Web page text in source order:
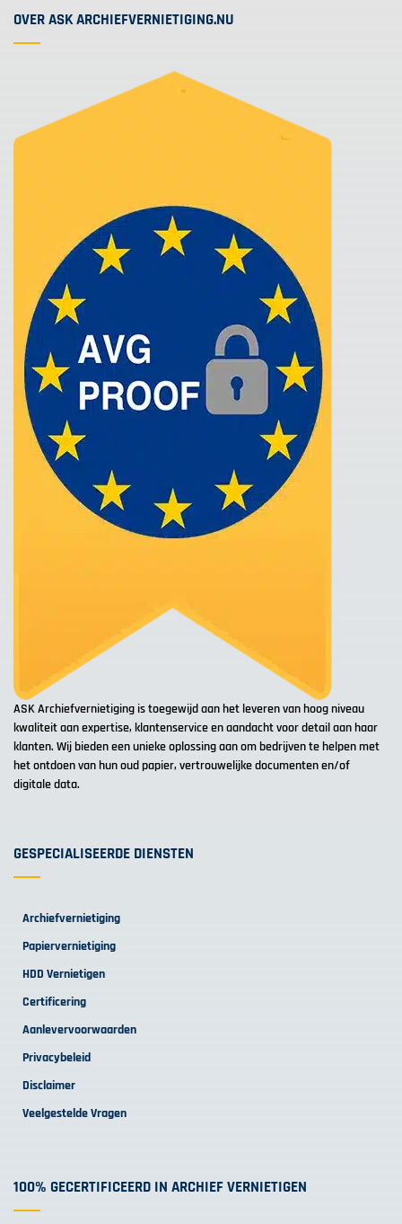
OVER ASK ARCHIEFVERNIETIGING.NU
ASK Archiefvernietiging is toegewijd aan het leveren van hoog niveau
kwaliteit aan expertise, klantenservice en aandacht voor detail aan haar
klanten. Wij bieden een unieke oplossing aan om bedrijven te helpen met
het ontdoen van hun oud papier, vertrouwelijke documenten en/of
digitale data.
GESPECIALISEERDE DIENSTEN
Archiefvernietiging
Papiervernietiging
HDD Vernietigen
Certificering
Aanlevervoorwaarden
Privacybeleid
Disclaimer
Veelgestelde Vragen
100% GECERTIFICEERD IN ARCHIEF VERNIETIGEN